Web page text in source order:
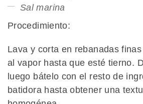
Sal marina
Procedimiento:
Lava y corta en rebanadas
al vapor hasta que esté tierno.
luego bátelo con el resto de
batidora hasta obtener una